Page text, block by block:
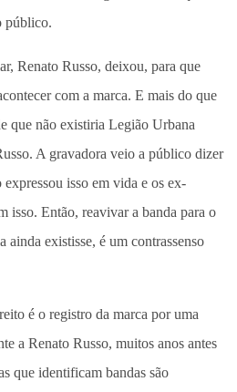
público.
Renato Russo, deixou, para que
com a marca. E mais do que
que não existiria Legião Urbana
A gravadora veio a público dizer
isso em vida e os ex-
isso. Então, reavivar a banda para o
ainda existisse, é um contrassenso
é o registro da marca por uma
a Renato Russo, muitos anos antes
que identificam bandas são